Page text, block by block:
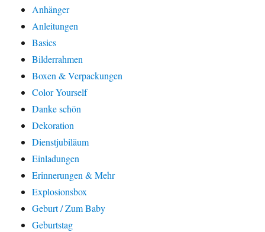
Anhänger
Anleitungen
Basics
Bilderrahmen
Boxen & Verpackungen
Color Yourself
Danke schön
Dekoration
Dienstjubiläum
Einladungen
Erinnerungen & Mehr
Explosionsbox
Geburt / Zum Baby
Geburtstag